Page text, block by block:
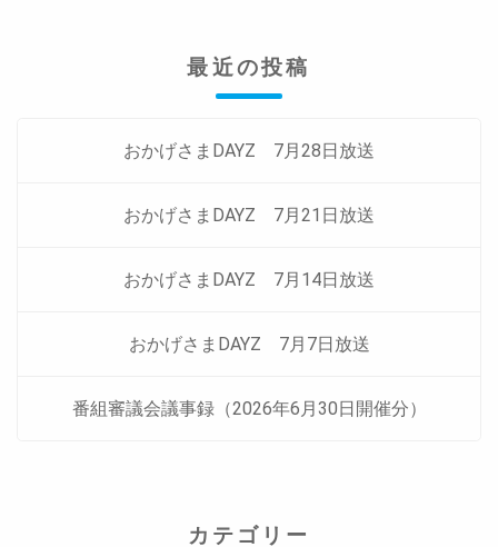
最近の投稿
おかげさまDAYZ 7月28日放送
おかげさまDAYZ 7月21日放送
おかげさまDAYZ 7月14日放送
おかげさまDAYZ 7月7日放送
番組審議会議事録（2026年6月30日開催分）
カテゴリー